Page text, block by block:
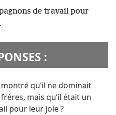
de travail pour
:
qu’il ne dominait
mais qu’il était un
pour leur joie ?